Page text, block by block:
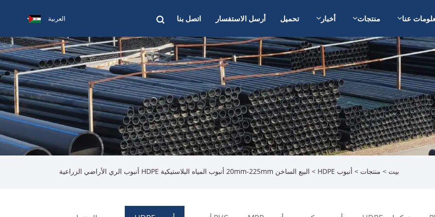
عنا منتجات أخبار تحميل أرسل الاستفسار اتصل بنا العربية
بيت > منتجات > أنبوب HDPE > البيع الساخن 20mm-225mm أنبوب المياه البلاستيكية HDPE أنبوب الري الأراضي الزراعية